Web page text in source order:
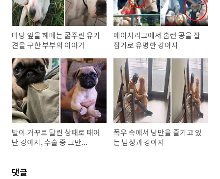
마당 앞을 헤매는 굶주린 유기
견을 구한 부부의 이야기
메이저리그에서 홈런 공을 잘
잡기로 유명한 강아지
발이 거꾸로 달린 상태로 태어
난 강아지, 수술 중 그만...
폭우 속에서 낭만을 즐기고 있
는 남성과 강아지
댓글